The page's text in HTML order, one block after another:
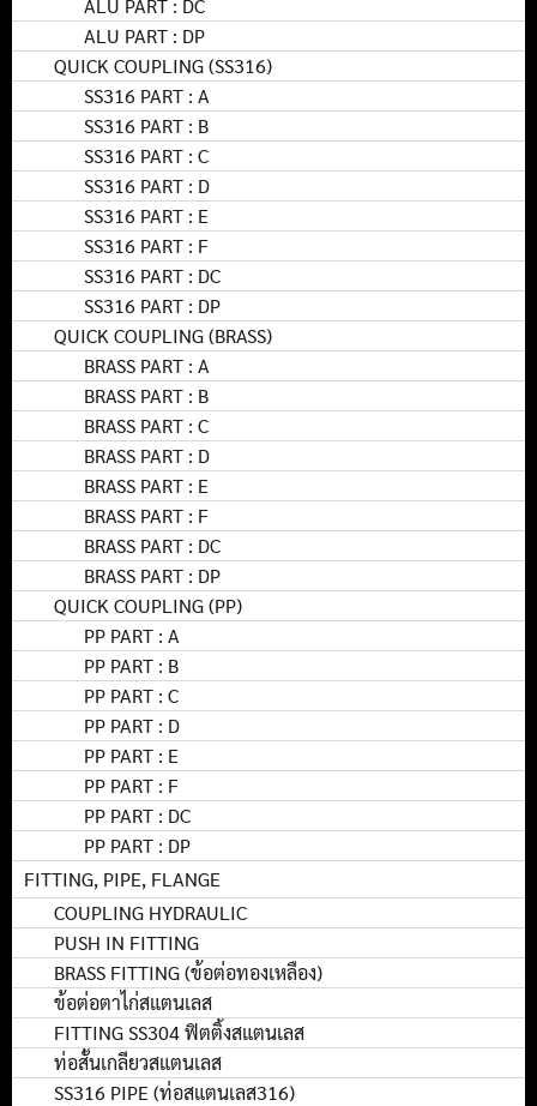
ALU PART : DP
QUICK COUPLING (SS316)
SS316 PART : A
SS316 PART : B
SS316 PART : C
SS316 PART : D
SS316 PART : E
SS316 PART : F
SS316 PART : DC
SS316 PART : DP
QUICK COUPLING (BRASS)
BRASS PART : A
BRASS PART : B
BRASS PART : C
BRASS PART : D
BRASS PART : E
BRASS PART : F
BRASS PART : DC
BRASS PART : DP
QUICK COUPLING (PP)
PP PART : A
PP PART : B
PP PART : C
PP PART : D
PP PART : E
PP PART : F
PP PART : DC
PP PART : DP
FITTING, PIPE, FLANGE
COUPLING HYDRAULIC
PUSH IN FITTING
BRASS FITTING (ข้อต่อทองเหลือง)
ข้อต่อตาไก่สแตนเลส
FITTING SS304 ฟิตติ้งสแตนเลส
ท่อสั้นเกลียวสแตนเลส
SS316 PIPE (ท่อสแตนเลส316)